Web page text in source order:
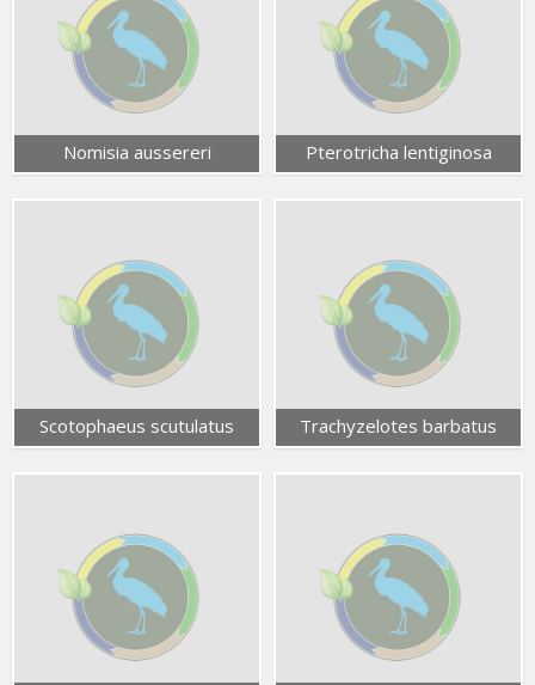
Nomisia aussereri Pterotricha lentiginosa
Scotophaeus scutulatus Trachyzelotes barbatus